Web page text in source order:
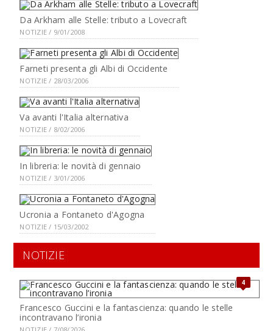
Da Arkham alle Stelle: tributo a Lovecraft
NOTIZIE / 9/01/2008
Farneti presenta gli Albi di Occidente
NOTIZIE / 28/03/2006
Va avanti l'Italia alternativa
NOTIZIE / 8/02/2006
In libreria: le novità di gennaio
NOTIZIE / 3/01/2006
Ucronia a Fontaneto d'Agogna
NOTIZIE / 15/03/2002
NOTIZIE
4
Francesco Guccini e la fantascienza: quando le stelle
incontravano l’ironia